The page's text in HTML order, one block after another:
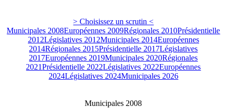
> Choisissez un scrutin <
Municipales 2008Européennes 2009Régionales 2010Présidentielle
2012Législatives 2012Municipales 2014Européennes
2014Régionales 2015Présidentielle 2017Législatives
2017Européennes 2019Municipales 2020Régionales
2021Présidentielle 2022Législatives 2022Européennes
2024Législatives 2024Municipales 2026
Municipales 2008